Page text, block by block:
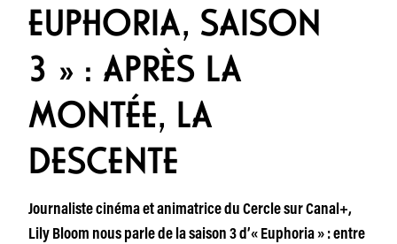
EUPHORIA, SAISON
3 » : APRÈS LA
MONTÉE, LA
DESCENTE
Journaliste cinéma et animatrice du Cercle sur Canal+,
Lily Bloom nous parle de la saison 3 d’« Euphoria » : entre